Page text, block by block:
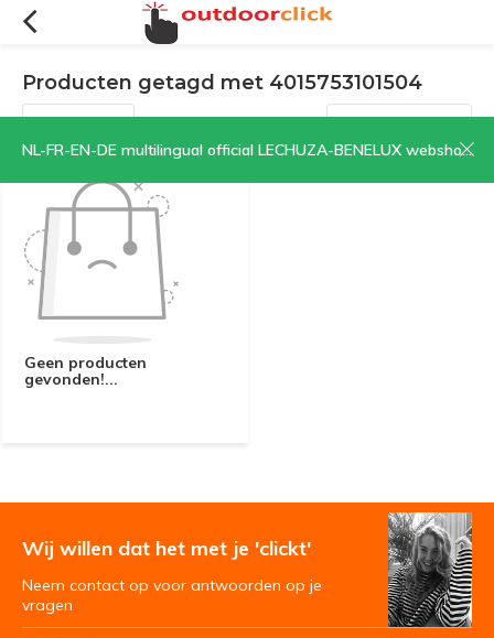
NL-FR-EN-DE multilingual official LECHUZA-BENELUX webshop | CLICK HERE NOW!
Producten getagd met 4015753101504
Filters Sorteren op:
Geen producten
gevonden!...
Wij willen dat het met je 'clickt'
Neem contact op voor antwoorden op je
vragen